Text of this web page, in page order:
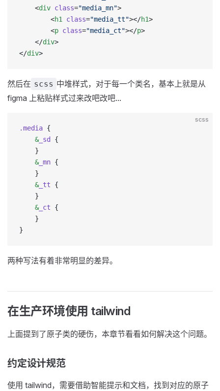
    <
div class="media_mn">
        <
h1 class="media_tt"></h1>
        <
p class="media_ct"></p>
    </
div>
</div>
然后在 scss 中堆样式，对于每一个类名，基本上就是从
figma 上粘贴样式过来改吧改吧...
scss
.media {
    &
_sd
{
    }
    &
_mn {
    }
    &
_tt {
    }
    &
_ct {
    }
}
两种写法有着非常明显的差异。
在生产环境使用 tailwind
上面提到了原子类的硬伤，本章节看看如何解决这个问题。
约定设计规范
使用 tailwind，需要借助智能提示和文档，找到对应的原子